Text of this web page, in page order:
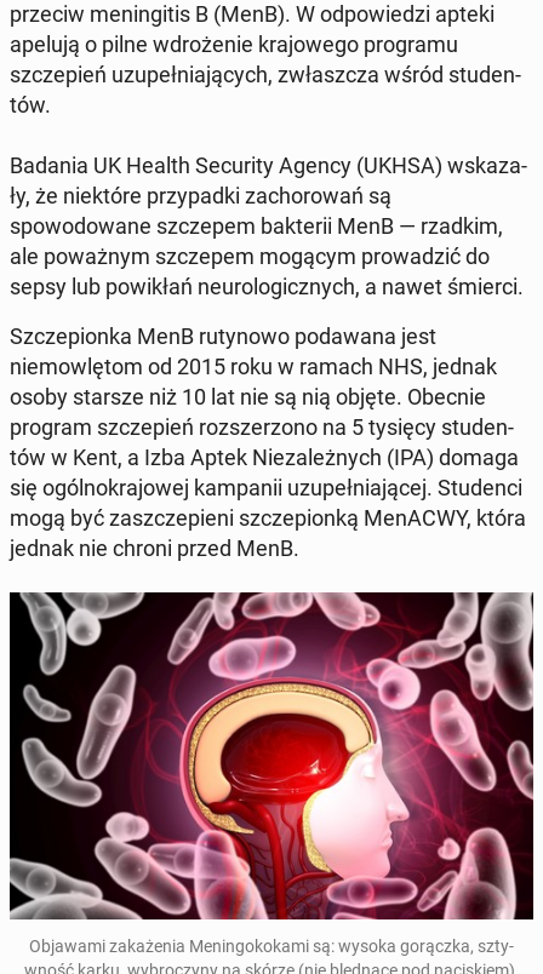
przeciw menin­gi­tis B (MenB). W odpowiedzi apteki
apelują o pilne wdroże­nie kra­jowego pro­gra­mu
szczepień uzu­peł­ni­a­ją­cych, zwłaszcza wśród stu­den­
tów.
Badania UK Health Se­cu­ri­ty Agency (UKHSA) wskaza­
ły, że niek­tóre przy­pad­ki za­chorowań są
spowodowane szczepem bak­terii MenB — rzadkim,
ale poważnym szczepem mogącym prowadz­ić do
sepsy lub powikłań neu­ro­log­icznych, a nawet śmierci.
Szczepi­onka MenB ru­tynowo po­dawana jest
niemowlę­tom od 2015 roku w ramach NHS, jednak
osoby starsze niż 10 lat nie są nią objęte. Obecnie
program szczepień rozsz­er­zono na 5 tysięcy stu­den­
tów w Kent, a Izba Aptek Nieza­leżnych (IPA) domaga
się ogól­nokra­jowej kam­panii uzu­peł­ni­a­jącej. Stu­den­ci
mogą być za­szczepi­eni szczepi­onką MenACWY, która
jednak nie chroni przed MenB.
Ob­jawa­mi za­każe­nia Meningokoka­mi są: wysoka gorącz­ka, sz­ty­